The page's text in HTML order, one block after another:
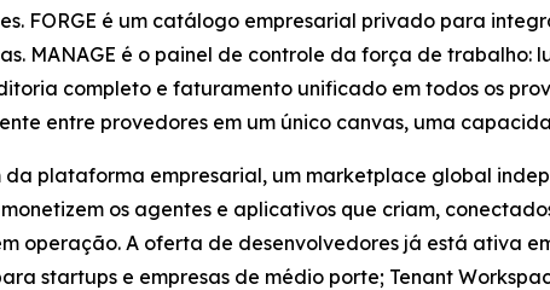
FORGE é um catálogo empresarial privado para
MANAGE é o painel de controle da força de trabalho:
completo e faturamento unificado em todos os
entre provedores em um único canvas, uma
plataforma empresarial, um marketplace global
os agentes e aplicativos que criam,
operação. A oferta de desenvolvedores já está ativa
startups e empresas de médio porte; Tenant